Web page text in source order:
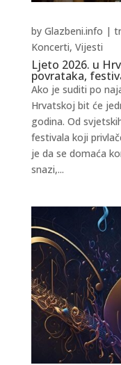
Ljeto 2026. u
povrataka,
by Glazbeni.info |
Koncerti, Vijesti
Ako je suditi po
Hrvatskoj bit će
godina. Od
festivala koji
je da se domaća
snazi,...